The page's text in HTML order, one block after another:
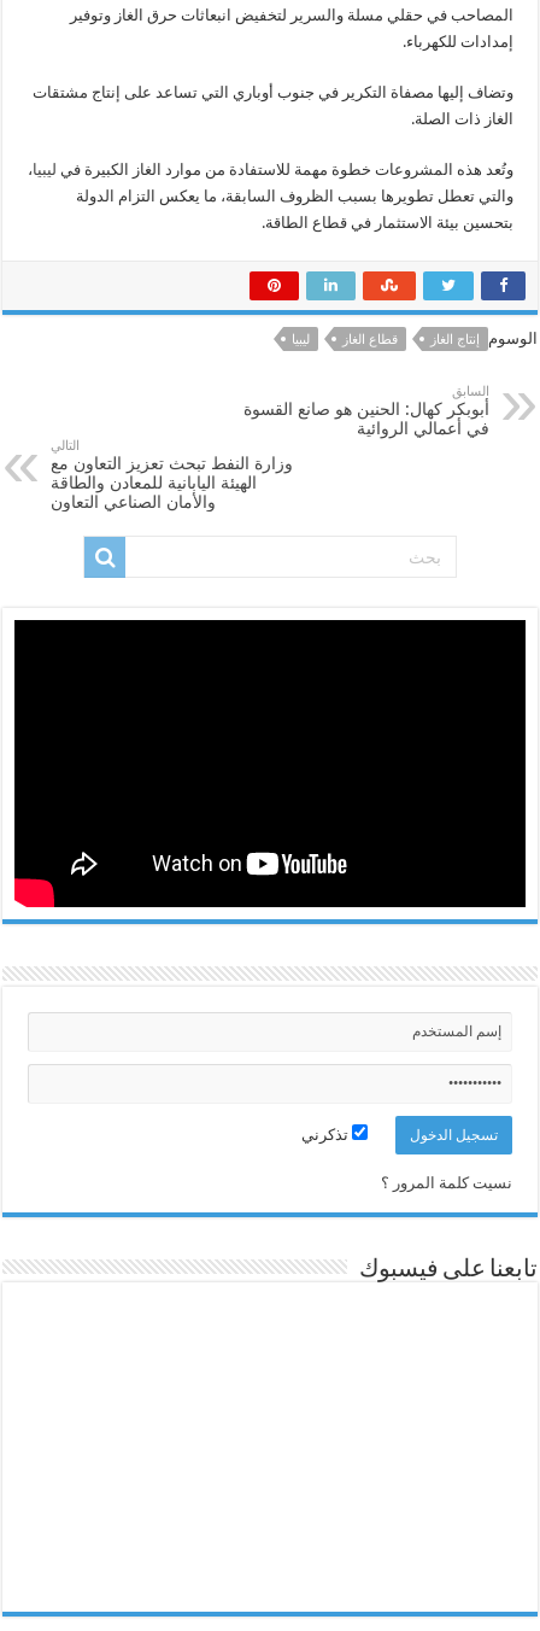
المصاحب في حقلي مسلة والسرير لتخفيض انبعاثات حرق الغاز وتوفير
إمدادات للكهرباء.
وتضاف إليها مصفاة التكرير في جنوب أوباري التي تساعد على إنتاج مشتقات
الغاز ذات الصلة.
وتُعد هذه المشروعات خطوة مهمة للاستفادة من موارد الغاز الكبيرة في ليبيا،
والتي تعطل تطويرها بسبب الظروف السابقة، ما يعكس التزام الدولة
بتحسين بيئة الاستثمار في قطاع الطاقة.
الوسوم إنتاج الغاز قطاع الغاز ليبيا
السابق
أبوبكر كهال: الحنين هو صانع القسوة
في أعمالي الروائية
التالي
وزارة النفط تبحث تعزيز التعاون مع
الهيئة اليابانية للمعادن والطاقة
والأمان الصناعي التعاون
تذكرني
نسيت كلمة المرور ؟
تابعنا على فيسبوك